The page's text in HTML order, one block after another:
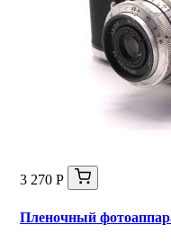
3 270 Р
Пленочный